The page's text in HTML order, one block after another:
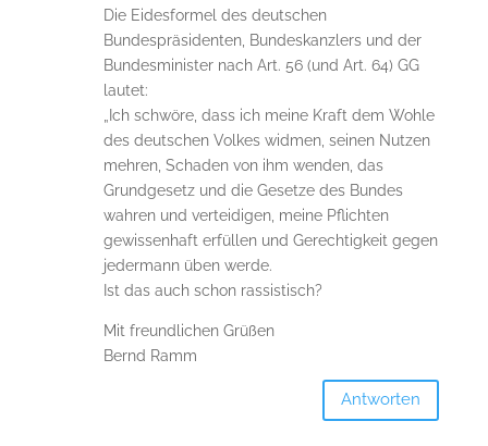
Die Eidesformel des deutschen
Bundespräsidenten, Bundeskanzlers und der
Bundesminister nach Art. 56 (und Art. 64) GG
lautet:
„Ich schwöre, dass ich meine Kraft dem Wohle
des deutschen Volkes widmen, seinen Nutzen
mehren, Schaden von ihm wenden, das
Grundgesetz und die Gesetze des Bundes
wahren und verteidigen, meine Pflichten
gewissenhaft erfüllen und Gerechtigkeit gegen
jedermann üben werde.
Ist das auch schon rassistisch?
Mit freundlichen Grüßen
Bernd Ramm
Antworten